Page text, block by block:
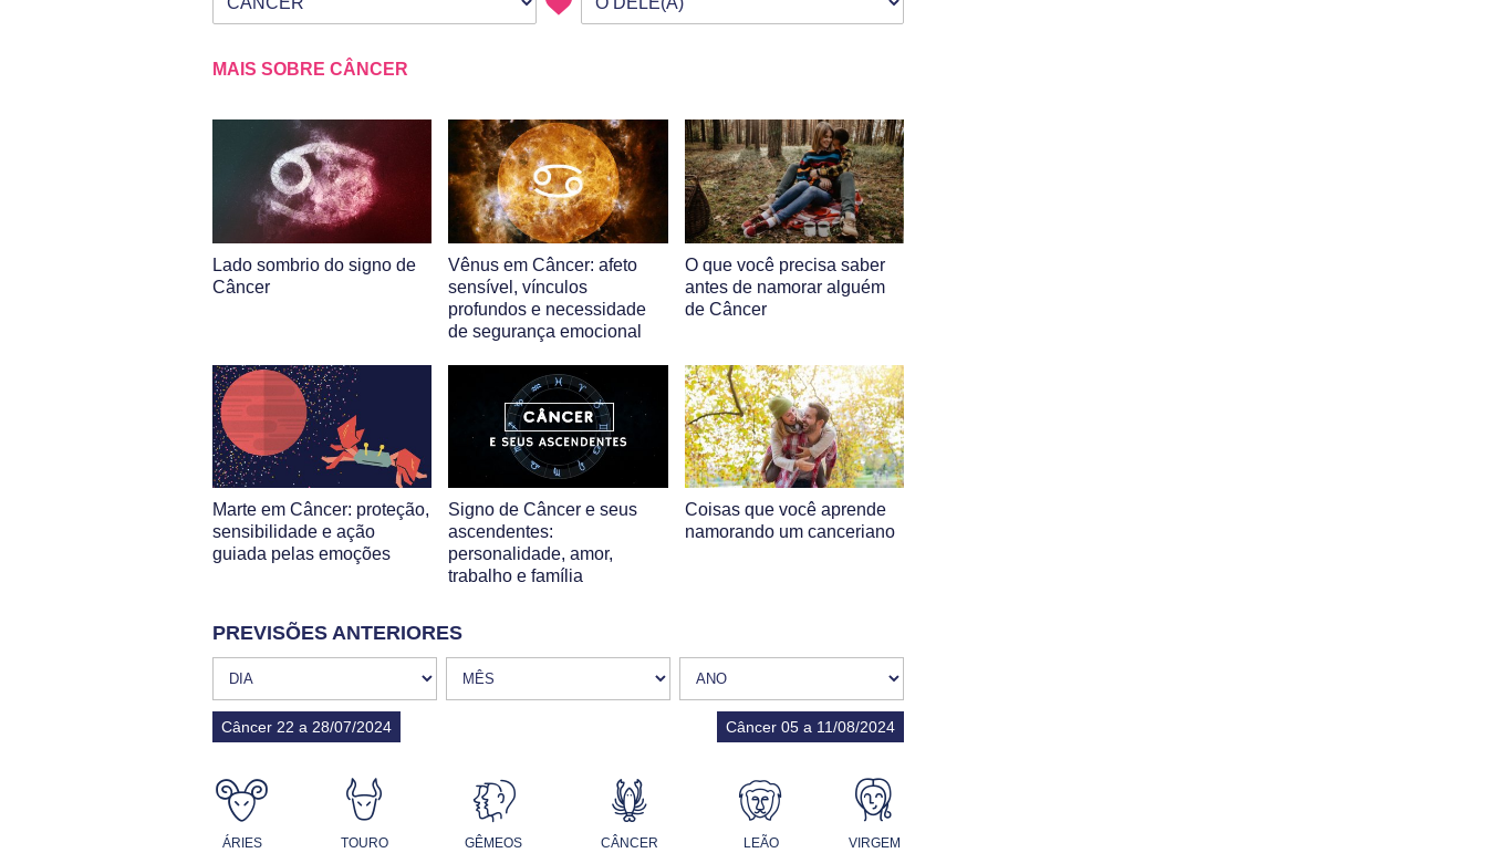
Seu signo
Signo da outra pessoa
MAIS SOBRE CÂNCER
Lado sombrio do signo de
Câncer
Vênus em Câncer: afeto
sensível, vínculos
profundos e necessidade
de segurança emocional
O que você precisa saber
antes de namorar alguém
de Câncer
Marte em Câncer: proteção,
sensibilidade e ação
guiada pelas emoções
Signo de Câncer e seus
ascendentes:
personalidade, amor,
trabalho e família
Coisas que você aprende
namorando um canceriano
PREVISÕES ANTERIORES
Câncer 22 a 28/07/2024 Câncer 05 a 11/08/2024
ÁRIES TOURO GÊMEOS CÂNCER LEÃO VIRGEM